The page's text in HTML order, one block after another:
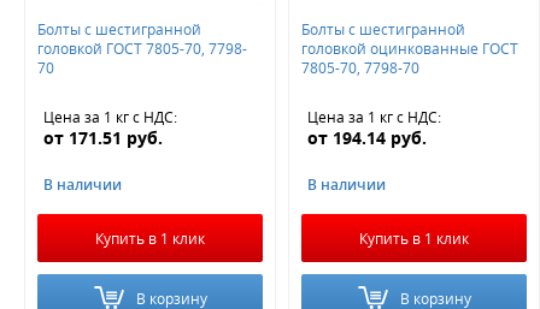
10%
Оставьте заявку - мы найдем то, что вам нужно
Шаг резьбы 1,25 Шаг резьбы 1,5 Шаг резьбы 1
Болты с шестигранной
головкой ГОСТ 7805-70, 7798-
70
Цена за 1 кгс НДС:
от 171.51 руб.
В наличии
Купить в 1 клик
В корзину
Болты с шестигранной
головкой оцинкованные ГОСТ
7805-70, 7798-70
Цена за 1 кгс НДС:
от 194.14 руб.
В наличии
Купить в 1 клик
В корзину